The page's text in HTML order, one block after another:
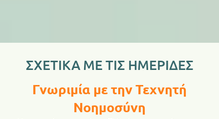
ΣΧΕΤΙΚΑ ΜΕ ΤΙΣ ΗΜΕΡΙΔΕΣ
Γνωριμία με την Τεχνητή
Νοημοσύνη